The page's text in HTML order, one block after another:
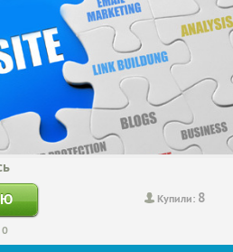
Купили: 8
0